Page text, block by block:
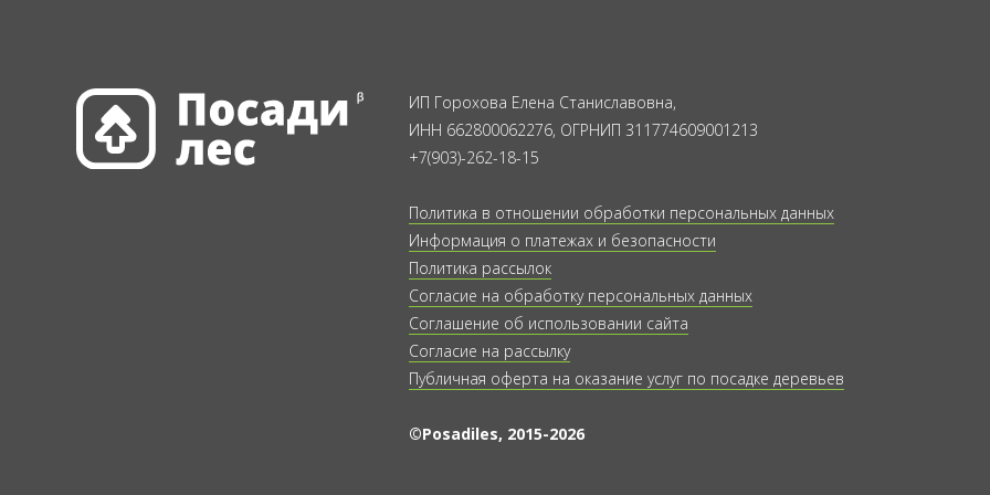
ИП Горохова Елена Станиславовна,
ИНН 662800062276, ОГРНИП 311774609001213
+7(903)-262-18-15
Политика в отношении обработки персональных данных
Информация о платежах и безопасности
Политика рассылок
Согласие на обработку персональных данных
Соглашение об использовании сайта
Согласие на рассылку
Публичная оферта на оказание услуг по посадке деревьев
©Posadiles, 2015-2026